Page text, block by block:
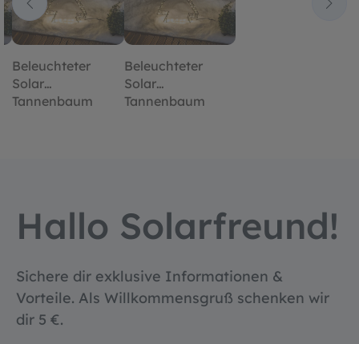
Beleuchteter
Solar
Tannenbaum
Beleuchteter
Solar
Tannenbaum
Hallo Solarfreund!
Sichere dir exklusive Informationen &
Vorteile. Als Willkommensgruß schenken wir
dir 5 €.